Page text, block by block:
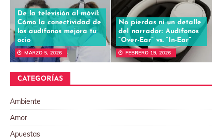
De la televisión al móvil:
Cómo la conectividad de
los audífonos mejora tu
ocio
MARZO 5, 2026
No pierdas ni un detalle
del narrador: Audífonos
“Over-Ear” vs. “In-Ear”
FEBRERO 19, 2026
CATEGORÍAS
Ambiente
Amor
Apuestas